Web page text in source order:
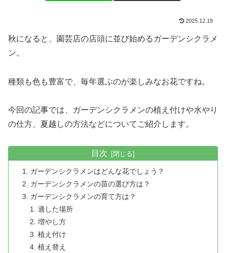
2025.12.19
秋になると、園芸店の店頭に並び始めるガーデンシクラメ
ン。
種類も色も豊富で、毎年選ぶのが楽しみなお花ですね。
今回の記事では、ガーデンシクラメンの植え付けや水やり
の仕方、夏越しの方法などについてご紹介します。
目次
ガーデンシクラメンはどんな花でしょう？
ガーデンシクラメンの苗の選び方は？
ガーデンシクラメンの育て方は？
適した場所
増やし方
植え付け
植え替え